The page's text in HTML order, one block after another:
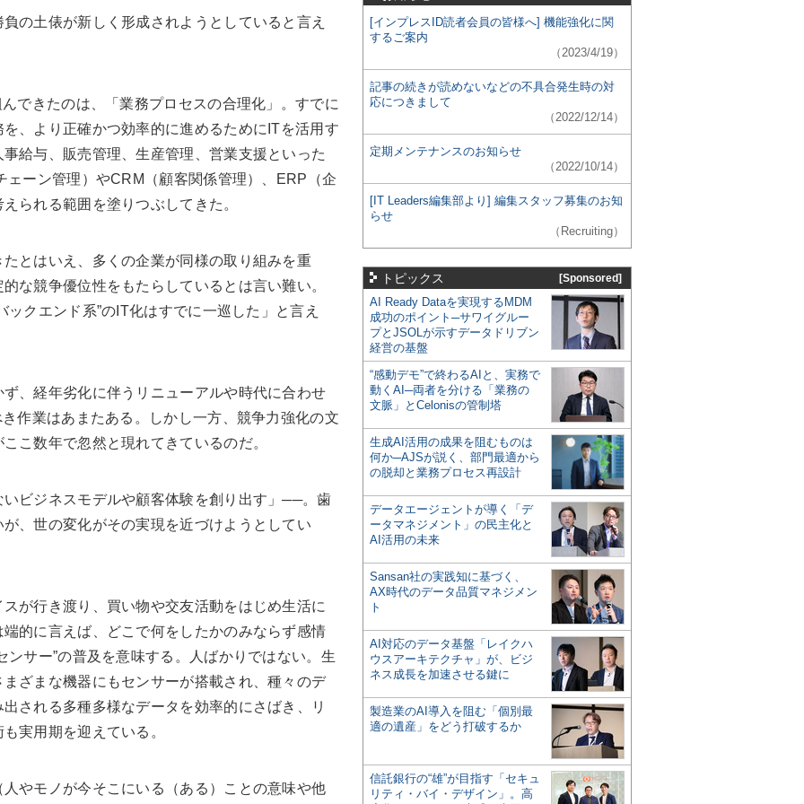
の土俵が新しく形成されようとしていると言え
できたのは、「業務プロセスの合理化」。すでに
、より正確かつ効率的に進めるためにITを活用す
給与、販売管理、生産管理、営業支援といった
ェーン管理）やCRM（顧客関係管理）、ERP（企
られる範囲を塗りつぶしてきた。
とはいえ、多くの企業が同様の取り組みを重
な競争優位性をもたらしているとは言い難い。
クエンド系”のIT化はすでに一巡した」と言え
、経年劣化に伴うリニューアルや時代に合わせ
作業はあまたある。しかし一方、競争力強化の文
こ数年で忽然と現れてきているのだ。
ビジネスモデルや顧客体験を創り出す」──。歯
、世の変化がその実現を近づけようとしてい
が行き渡り、買い物や交友活動をはじめ生活に
的に言えば、どこで何をしたかのみならず感情
ンサー”の普及を意味する。人ばかりではない。生
ざまな機器にもセンサーが搭載され、種々のデ
される多種多様なデータを効率的にさばき、リ
実用期を迎えている。
やモノが今そこにいる（ある）ことの意味や他
[インプレスID読者会員の皆様へ] 機能強化に関
するご案内
（2023/4/19）
記事の続きが読めないなどの不具合発生時の対
応につきまして
（2022/12/14）
定期メンテナンスのお知らせ
（2022/10/14）
[IT Leaders編集部より] 編集スタッフ募集のお知
らせ
（Recruiting）
トピックス [Sponsored]
AI Ready Dataを実現するMDM
成功のポイント─サワイグルー
プとJSOLが示すデータドリブン
経営の基盤
“感動デモ”で終わるAIと、実務で
動くAI─両者を分ける「業務の
文脈」とCelonisの管制塔
生成AI活用の成果を阻むものは
何か─AJSが説く、部門最適から
の脱却と業務プロセス再設計
データエージェントが導く「デ
ータマネジメント」の民主化と
AI活用の未来
Sansan社の実践知に基づく、
AX時代のデータ品質マネジメン
ト
AI対応のデータ基盤「レイクハ
ウスアーキテクチャ」が、ビジ
ネス成長を加速させる鍵に
製造業のAI導入を阻む「個別最
適の遺産」をどう打破するか
信託銀行の“雄”が目指す「セキュ
リティ・バイ・デザイン」。高